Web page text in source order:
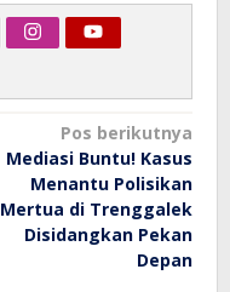
Pos berikutnya
Mediasi Buntu! Kasus
Menantu Polisikan
Mertua di Trenggalek
Disidangkan Pekan
Depan